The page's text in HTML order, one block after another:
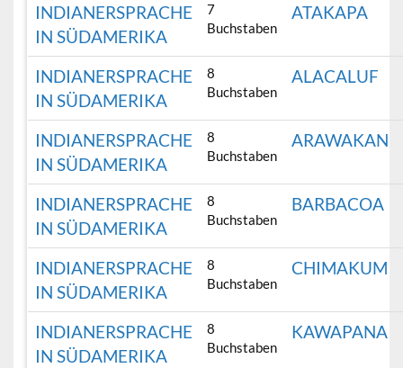
INDIANERSPRACHE
IN SÜDAMERIKA
7
Buchstaben
ATAKAPA
INDIANERSPRACHE
IN SÜDAMERIKA
8
Buchstaben
ALACALUF
INDIANERSPRACHE
IN SÜDAMERIKA
8
Buchstaben
ARAWAKAN
INDIANERSPRACHE
IN SÜDAMERIKA
8
Buchstaben
BARBACOA
INDIANERSPRACHE
IN SÜDAMERIKA
8
Buchstaben
CHIMAKUM
INDIANERSPRACHE
IN SÜDAMERIKA
8
Buchstaben
KAWAPANA